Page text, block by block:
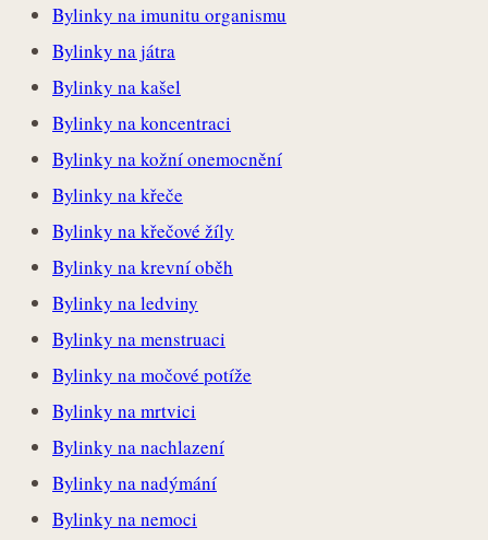
Bylinky na imunitu organismu
Bylinky na játra
Bylinky na kašel
Bylinky na koncentraci
Bylinky na kožní onemocnění
Bylinky na křeče
Bylinky na křečové žíly
Bylinky na krevní oběh
Bylinky na ledviny
Bylinky na menstruaci
Bylinky na močové potíže
Bylinky na mrtvici
Bylinky na nachlazení
Bylinky na nadýmání
Bylinky na nemoci